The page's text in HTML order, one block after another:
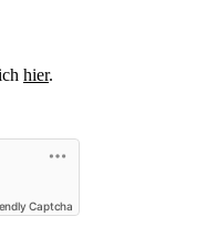
hier.
Captcha